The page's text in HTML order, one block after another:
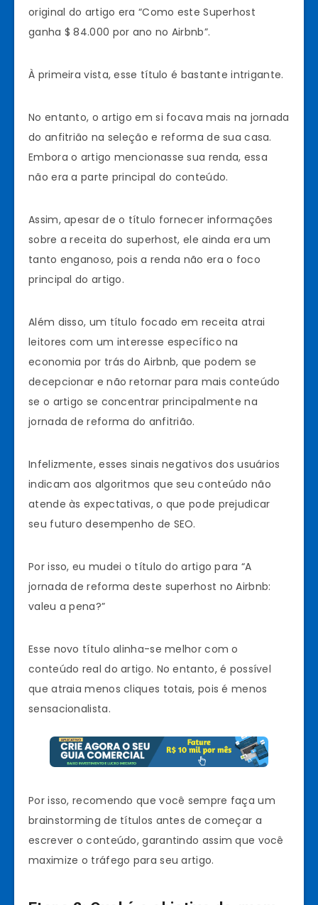
original do artigo era “Como este Superhost
ganha $ 84.000 por ano no Airbnb”.
À primeira vista, esse título é bastante intrigante.
No entanto, o artigo em si focava mais na jornada
do anfitrião na seleção e reforma de sua casa.
Embora o artigo mencionasse sua renda, essa
não era a parte principal do conteúdo.
Assim, apesar de o título fornecer informações
sobre a receita do superhost, ele ainda era um
tanto enganoso, pois a renda não era o foco
principal do artigo.
Além disso, um título focado em receita atrai
leitores com um interesse específico na
economia por trás do Airbnb, que podem se
decepcionar e não retornar para mais conteúdo
se o artigo se concentrar principalmente na
jornada de reforma do anfitrião.
Infelizmente, esses sinais negativos dos usuários
indicam aos algoritmos que seu conteúdo não
atende às expectativas, o que pode prejudicar
seu futuro desempenho de SEO.
Por isso, eu mudei o título do artigo para “A
jornada de reforma deste superhost no Airbnb:
valeu a pena?”
Esse novo título alinha-se melhor com o
conteúdo real do artigo. No entanto, é possível
que atraia menos cliques totais, pois é menos
sensacionalista.
Por isso, recomendo que você sempre faça um
brainstorming de títulos antes de começar a
escrever o conteúdo, garantindo assim que você
maximize o tráfego para seu artigo.